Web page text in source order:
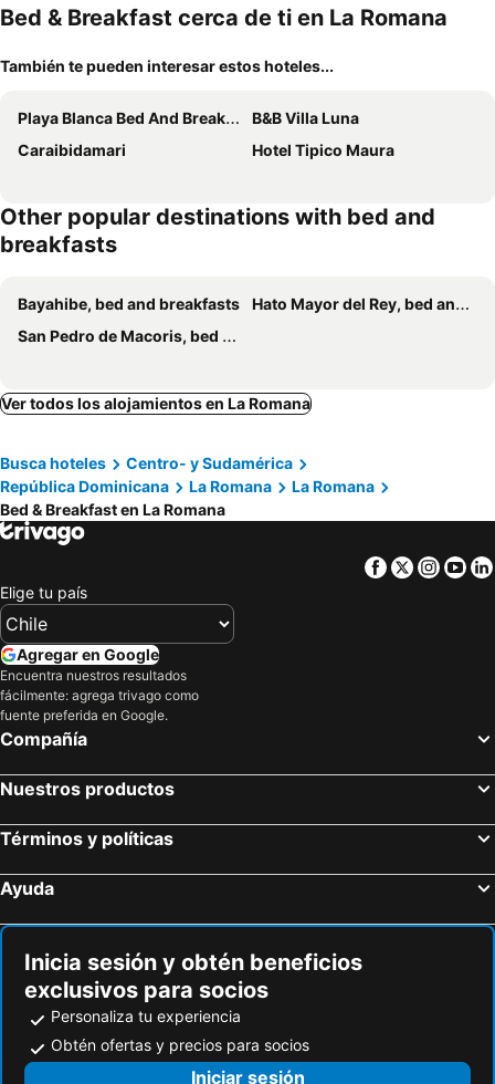
mascotas
Bed & Breakfast cerca de ti en La Romana
También te pueden interesar estos hoteles...
Playa Blanca Bed And Breakfast
B&B Villa Luna
Caraibidamari
Hotel Tipico Maura
Other popular destinations with bed and
breakfasts
Bayahibe, bed and breakfasts
Hato Mayor del Rey, bed and breakfasts
San Pedro de Macoris, bed and breakfasts
Ver todos los alojamientos en La Romana
Busca hoteles
Centro- y Sudamérica
República Dominicana
La Romana
La Romana
Bed & Breakfast en La Romana
Facebook
Twitter
Elige tu país
Agregar en Google
Encuentra nuestros resultados
fácilmente: agrega trivago como
fuente preferida en Google.
Compañía
Nuestros productos
Términos y políticas
Ayuda
Inicia sesión y obtén beneficios
exclusivos para socios
Personaliza tu experiencia
Obtén ofertas y precios para socios
Iniciar sesión